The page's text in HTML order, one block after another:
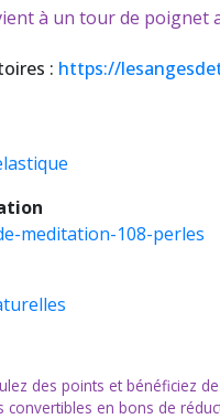
à un tour de poignet
: https://
meditation-108-perles
des points et bénéficiez
en bons de